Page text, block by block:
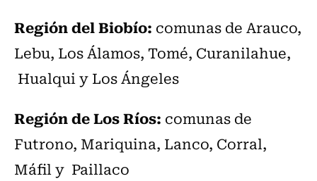
Región del Biobío: comunas de Arauco,
Lebu, Los Álamos, Tomé, Curanilahue,
Hualqui y Los Ángeles
Región de Los Ríos: comunas de
Futrono, Mariquina, Lanco, Corral,
Máfil y Paillaco